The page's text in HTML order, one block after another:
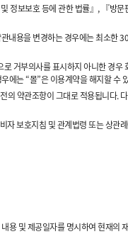
정보보호 등에 관한 법률』, 『방
용을 변경하는 경우에는 최소한
거부의사를 표시하지 아니한 경우
에는 “몰”은 이용계약을 해지할 수
약관조항이 그대로 적용됩니다.
자 보호지침 및 관계법령 또는 상관
용 및 제공일자를 명시하여 현재의